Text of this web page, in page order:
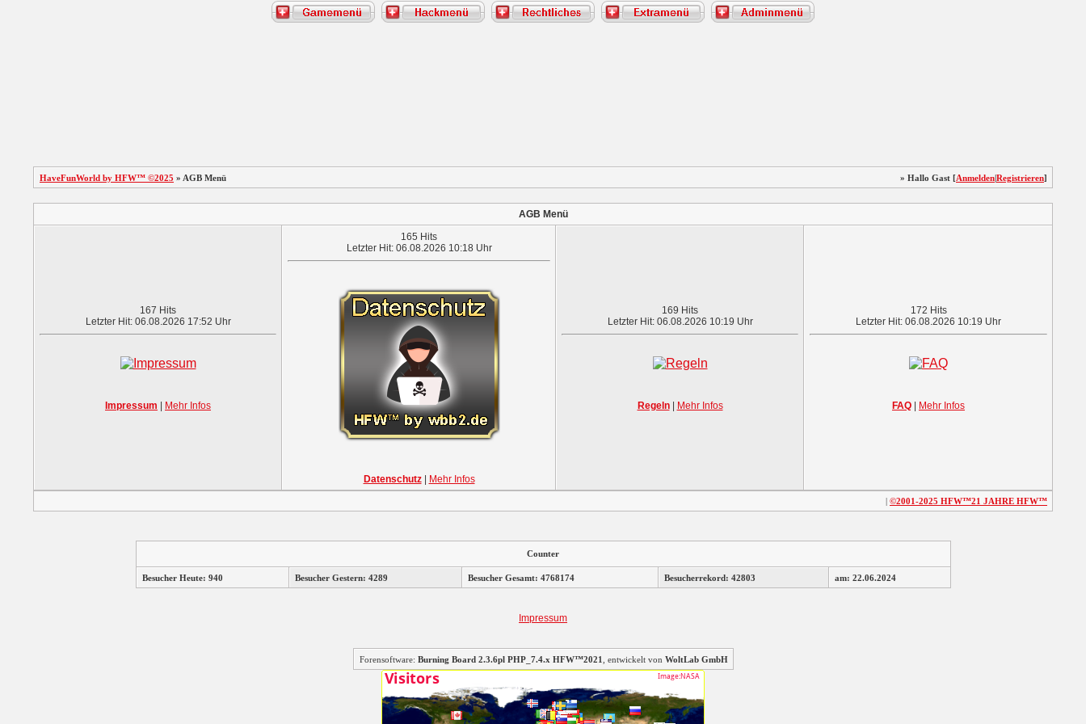
HaveFunWorld by HFW™ ©2025 » AGB Menü » Hallo Gast [Anmelden|Registrieren]
AGB Menü
167 Hits
Letzter Hit: 06.08.2026 17:52 Uhr
Impressum Mehr Infos
165 Hits
Letzter Hit: 06.08.2026 10:18 Uhr
Datenschutz| Mehr Infos
169 Hits
Letzter Hit: 06.08.2026 10:19 Uhr
Regeln| Mehr Infos
172 Hits
Letzter Hit: 06.08.2026 10:19 Uhr
FAQ Mehr Infos
| ©2001-2025 HFW™21 JAHRE HFW™
Counter
Besucher Heute: 940 Besucher Gestern: 4289 Besucher Gesamt: 4768174 Besucherrekord: 42803 am: 22.06.2024
Impressum
Forensoftware: Burning Board 2.3.6pl PHP_7.4.x HFW™2021 , entwickelt von WoltLab GmbH